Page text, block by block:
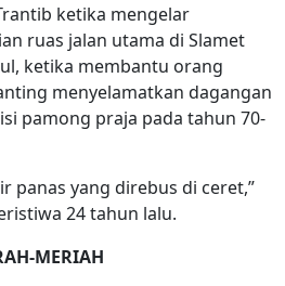
ketika mengelar
ruas jalan utama di Slamet
ketika membantu orang
menyelamatkan dagangan
pamong praja pada tahun 70-
panas yang direbus di ceret,”
24 tahun lalu.
MERIAH